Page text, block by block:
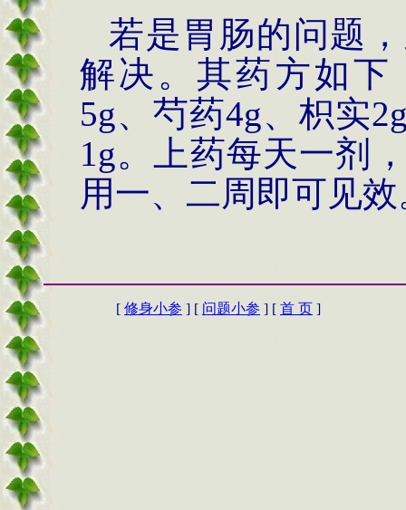
若是胃肠的问题
解决。其药方如
5g、芍药4g、枳实
1g。上药每天一剂
用一、二周即可见效
[ 修身小参 ] [ 问题小参 ] [ 首 页 ]